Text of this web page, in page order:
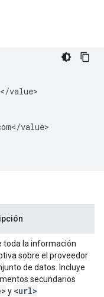
value>
value>
toda la información
sobre el proveedor
de datos. Incluye
secundarios
y <url>